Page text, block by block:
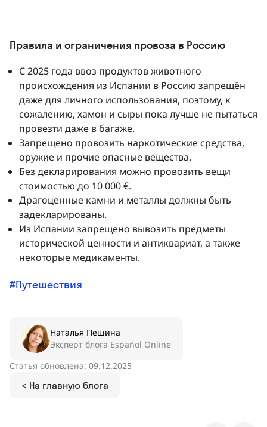
Правила и ограничения провоза в Россию
С 2025 года ввоз продуктов животного
происхождения из Испании в Россию запрещён
даже для личного использования, поэтому, к
сожалению, хамон и сыры пока лучше не пытаться
провезти даже в багаже.
Запрещено провозить наркотические средства,
оружие и прочие опасные вещества.
Без декларирования можно провозить вещи
стоимостью до 10 000 €.
Драгоценные камни и металлы должны быть
задекларированы.
Из Испании запрещено вывозить предметы
исторической ценности и антиквариат, а также
некоторые медикаменты.
Путешествия
< На главную блога
Статья обновлена: 09.12.2025
Наталья Пешина
Эксперт блога Español Online